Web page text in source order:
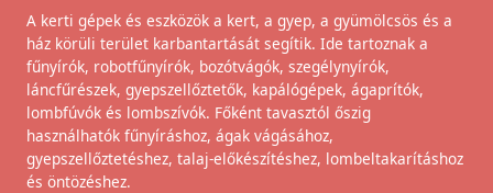
A kerti gépek és eszközök a kert, a gyep, a gyümölcsös és a
ház körüli terület karbantartását segítik. Ide tartoznak a
fűnyírók, robotfűnyírók, bozótvágók, szegélynyírók,
láncfűrészek, gyepszellőztetők, kapálógépek, ágaprítók,
lombfúvók és lombszívók. Főként tavasztól őszig
használhatók fűnyíráshoz, ágak vágásához,
gyepszellőztetéshez, talaj-előkészítéshez, lombeltakarításhoz
és öntözéshez.